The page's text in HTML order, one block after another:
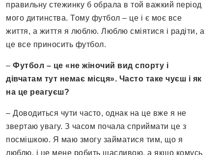
правильну стежинку б обрала в той важкий період
мого дитинства. Тому футбол – це і є моє все
життя, а життя я люблю. Люблю сміятися і радіти, а
це все приносить футбол.
– Футбол – це «не жіночий вид спорту і
дівчатам тут немає місця». Часто таке чуєш і як
на це реагуєш?
– Доводиться чути часто, однак на це вже я не
звертаю увагу. З часом почала сприймати це з
посмішкою. Я маю змогу займатися тим, що я
люблю, і це мене робить щасливою, а якщо комусь